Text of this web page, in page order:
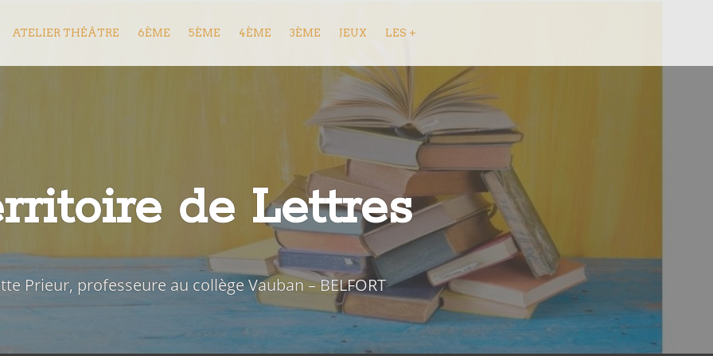
ATELIER THÉÂTRE 6ÈME 5ÈME 4ÈME 3ÈME JEUX LES +
de Lettres
Prieur, professeure au collège Vauban – BELFORT